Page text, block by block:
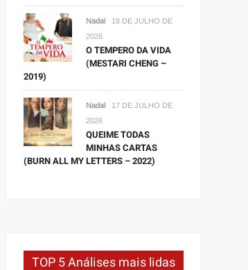
Nadal
18 DE JULHO DE
2026
O TEMPERO DA VIDA
(MESTARI CHENG –
2019)
Nadal
17 DE JULHO DE
2026
QUEIME TODAS
MINHAS CARTAS
(BURN ALL MY LETTERS – 2022)
TOP 5 Análises mais lidas